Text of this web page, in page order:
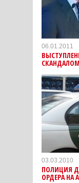
06.01.2011
СКАНДАЛОМ
03.03.2010
ПОЛИЦИЯ
ОРДЕРА НА